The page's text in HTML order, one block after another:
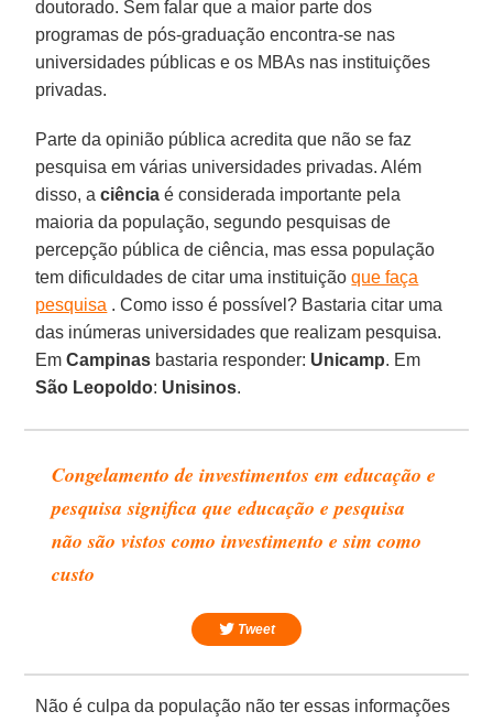
doutorado. Sem falar que a maior parte dos
programas de pós-graduação encontra-se nas
universidades públicas e os MBAs nas instituições
privadas.
Parte da opinião pública acredita que não se faz
pesquisa em várias universidades privadas. Além
disso, aciência é considerada importante pela
maioria da população, segundo pesquisas de
percepção pública de ciência, mas essa população
tem dificuldades de citar uma instituiçãoque faça
pesquisa . Como isso é possível? Bastaria citar uma
das inúmeras universidades que realizam pesquisa.
EmCampinas bastaria responder: Unicamp. Em
São Leopoldo: Unisinos.
Congelamento de investimentos em educação e
pesquisa significa que educação e pesquisa
não são vistos como investimento e sim como
custo
Tweet
Não é culpa da população não ter essas informações